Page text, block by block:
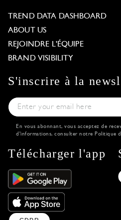
TREND DATA DASHBOARD
ABOUT US
REJOINDRE L'ÉQUIPE
BRAND VISIBILITY
S'inscrire à la
En vous abonnant, vous acceptez de
d'informations, consulter notre Politique
Télécharger l'app